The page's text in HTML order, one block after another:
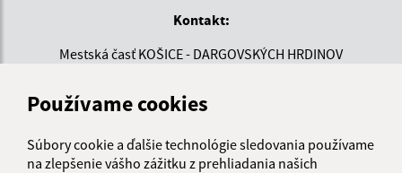
Používame cookies
Súbory cookie a ďalšie technológie sledovania používame
na zlepšenie vášho zážitku z prehliadania našich
Kontakt:
Mestská časť KOŠICE - DARGOVSKÝCH HRDINOV
040 22 Košice
+421 55 300 90 01